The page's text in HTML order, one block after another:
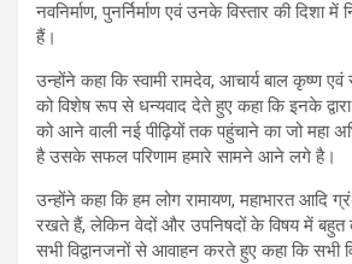
नवनिर्माण, पुनर्निर्माण एवं उनके विस्तार की दिशा
हैं।
उन्होंने कहा कि स्वामी रामदेव, आचार्य बाल कृष्ण
को विशेष रूप से धन्यवाद देते हुए कहा कि इनके द्वारा
को आने वाली नई पीढ़ियों तक पहुंचाने का जो महा
है उसके सफल परिणाम हमारे सामने आने लगे है।
उन्होंने कहा कि हम लोग रामायण, महाभारत आदि
रखते हैं, लेकिन वेदों और उपनिषदों के विषय में
सभी विद्वानजनों से आवाहन करते हुए कहा कि सभी